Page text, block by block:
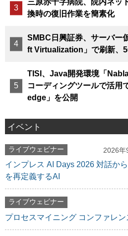
三原赤十字病院、院内ネッ
換時の復旧作業を簡素化
SMBC日興証券、サーバー
ft Virtualization」で刷新、
TISI、Java開発環境「
コーディングツールで活用
edge」を公開
イベント
ライブウェビナー 2026年
インプレス AI Days 2026 対話か
を再定義するAI
ライブウェビナー
プロセスマイニング コンファレ